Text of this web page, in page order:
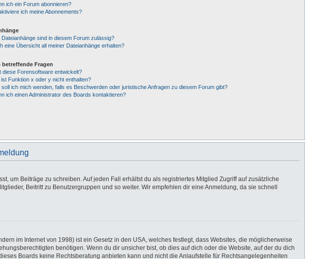
ich ein Forum abonnieren?
ich meine Abonnements?
Dateianhänge sind in diesem Forum zulässig?
eine Übersicht all meiner Dateianhänge erhalten?
betreffende Fragen
diese Forensoftware entwickelt?
Funktion x oder y nicht enthalten?
soll ich mich wenden, falls es Beschwerden oder juristische Anfragen zu diesem Forum gibt?
ich einen Administrator des Boards kontaktieren?
um Beiträge zu schreiben. Auf jeden Fall erhältst du als registriertes Mitglied Zugriff auf zusätzliche
Beitritt zu Benutzergruppen und so weiter. Wir empfehlen dir eine Anmeldung, da sie schnell
im Internet von 1998) ist ein Gesetz in den USA, welches festlegt, dass Websites, die möglicherweise
benötigen. Wenn du dir unsicher bist, ob dies auf dich oder die Website, auf der du dich
Boards keine Rechtsberatung anbieten kann und nicht die Anlaufstelle für Rechtsangelegenheiten